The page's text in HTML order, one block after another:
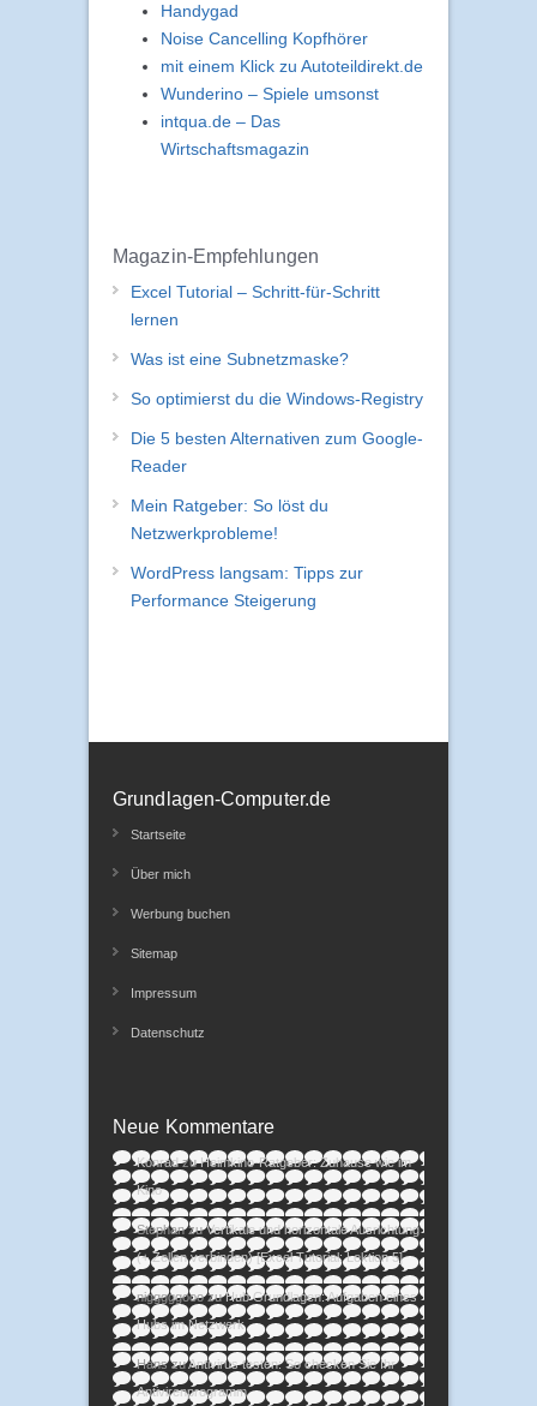
Handygad
Noise Cancelling Kopfhörer
mit einem Klick zu Autoteildirekt.de
Wunderino – Spiele umsonst
intqua.de – Das
Wirtschaftsmagazin
Magazin-Empfehlungen
Excel Tutorial – Schritt-für-Schritt
lernen
Was ist eine Subnetzmaske?
So optimierst du die Windows-Registry
Die 5 besten Alternativen zum Google-
Reader
Mein Ratgeber: So löst du
Netzwerkprobleme!
WordPress langsam: Tipps zur
Performance Steigerung
Grundlagen-Computer.de
Startseite
Über mich
Werbung buchen
Sitemap
Impressum
Datenschutz
Neue Kommentare
KonradzuHeimkino-Ratgeber: Zuhause wie im
Kino
StephanzuVertikale und horizontale Ausrichtung
(+ Zellen verbinden) [Excel Tutorial: Lektion 5]
nigggggooozuHub Grundlagen: Aufgaben eines
Hubs im Netzwerk
HanszuAntivirus testen: So checken Sie Ihr
Antivirenprogramm